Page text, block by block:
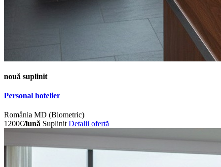
nouă suplinit
Personal hotelier
România MD (Biometric)
1200€/lună Suplinit Detalii ofertă